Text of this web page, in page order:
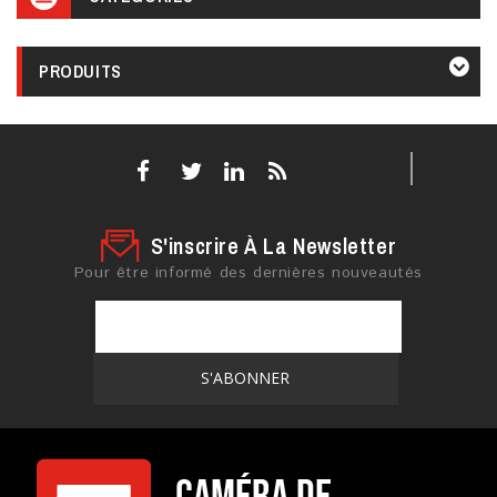
PRODUITS
S'inscrire À La Newsletter
Pour être informé des dernières nouveautés